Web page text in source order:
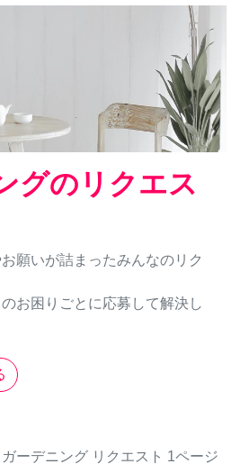
グのリクエス
願いが詰まったみんなのリク
お困りごとに応募して解決し
ガーデニング リクエスト 1ページ